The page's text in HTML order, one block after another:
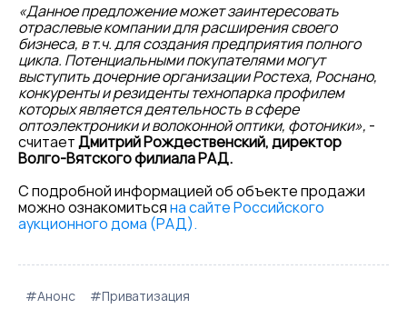
«Данное предложение может заинтересовать
отраслевые компании для расширения своего
бизнеса, в т.ч. для создания предприятия полного
цикла. Потенциальными покупателями могут
выступить дочерние организации Ростеха, Роснано,
конкуренты и резиденты технопарка профилем
которых является деятельность в сфере
оптоэлектроники и волоконной оптики, фотоники», -
считаетДмитрий Рождественский, директор
Волго-Вятского филиала РАД.
С подробной информацией об объекте продажи
можно ознакомитьсяна сайте Российского
аукционного дома (РАД).
#Анонс #Приватизация